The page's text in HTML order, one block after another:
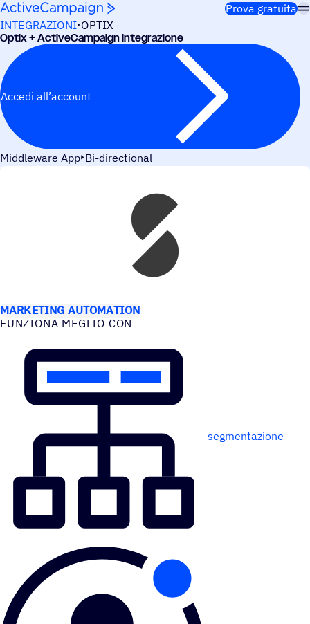
Salta al contenuto
Prova gratuita
INTEGRAZIONI OPTIX
Optix + ActiveCampaign integrazione
Accedi all’account
Middleware App Bi-directional
MARKETING AUTOMATION
FUNZIONA MEGLIO CON
segmentazione